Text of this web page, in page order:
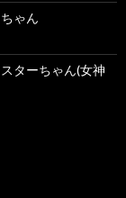
ゃん
ターちゃん(女神